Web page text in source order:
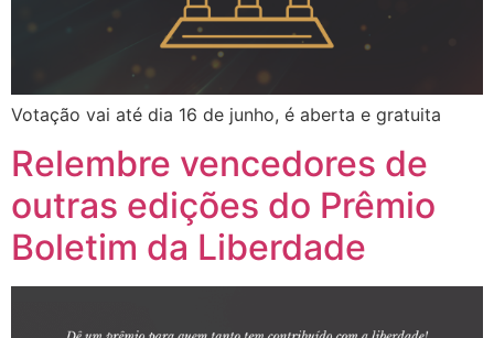
Votação vai até dia 16 de junho, é aberta e gratuita
Relembre vencedores de
outras edições do Prêmio
Boletim da Liberdade